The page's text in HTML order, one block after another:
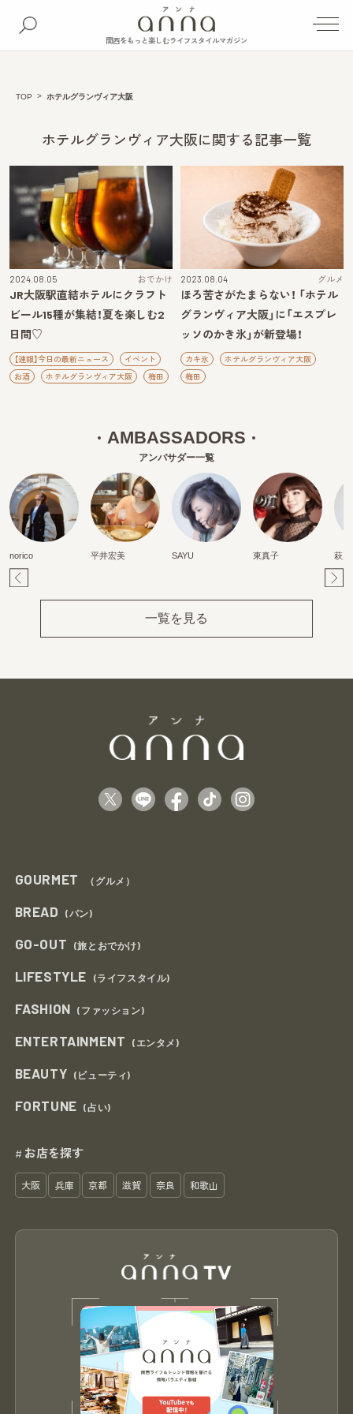
関西をもっと楽しむライフスタイルマガジン
TOP ホテルグランヴィア大阪
ホテルグランヴィア大阪に関する記事一覧
2024.08.05 おでかけ
JR大阪駅直結ホテルにクラフト
ビール15種が集結！夏を楽しむ2
日間♡
【速報】今日の最新ニュース
イベント
お酒
ホテルグランヴィア大阪 梅田
2023.08.04 グルメ
ほろ苦さがたまらない！ 「ホテル
グランヴィア大阪」に「エスプレ
ッソのかき氷」が新登場！
カキ氷
ホテルグランヴィア大阪
梅田
AMBASSADORS
アンバサダー一覧
norico 平井宏美 SAYU 東真子 萩原
一覧を見る
GOURMET （グルメ）
BREAD (パン)
GO-OUT (旅とおでかけ)
LIFESTYLE (ライフスタイル)
FASHION (ファッション)
ENTERTAINMENT (エンタメ)
BEAUTY (ビューティ)
FORTUNE (占い)
# お店を探す
大阪 兵庫 京都 滋賀 奈良 和歌山